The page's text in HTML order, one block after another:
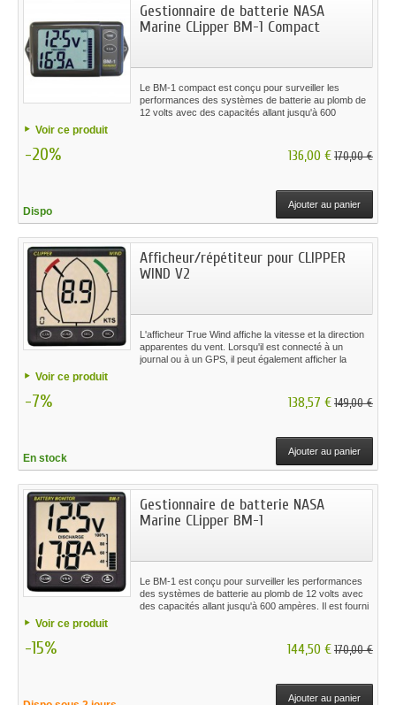
Gestionnaire de batterie NASA
Marine CLipper BM-1 Compact
Le BM-1 compact est conçu pour surveiller les
performances des systèmes de batterie au plomb de
12 volts avec des capacités allant jusqu'à 600
pour permettre une installation simple.
Voir ce produit
-20% 136,00 €170,00 €
Dispo
Ajouter au panier
Afficheur/répétiteur pour CLIPPER
WIND V2
L'afficheur True Wind affiche la vitesse et la direction
apparentes du vent. Lorsqu'il est connecté à un
journal ou à un GPS, il peut également afficher la
Voir ce produit
-7% 138,57 €149,00 €
En stock
Ajouter au panier
Gestionnaire de batterie NASA
Marine CLipper BM-1
Le BM-1 est conçu pour surveiller les performances
des systèmes de batterie au plomb de 12 volts avec
des capacités allant jusqu'à 600 ampères. Il est fourni
Voir ce produit
-15% 144,50 €170,00 €
Ajouter au panier